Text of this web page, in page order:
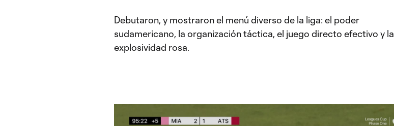
Debutaron, y mostraron el menú diverso de la liga: el poder
sudamericano, la organización táctica, el juego directo efectivo y la
explosividad rosa.